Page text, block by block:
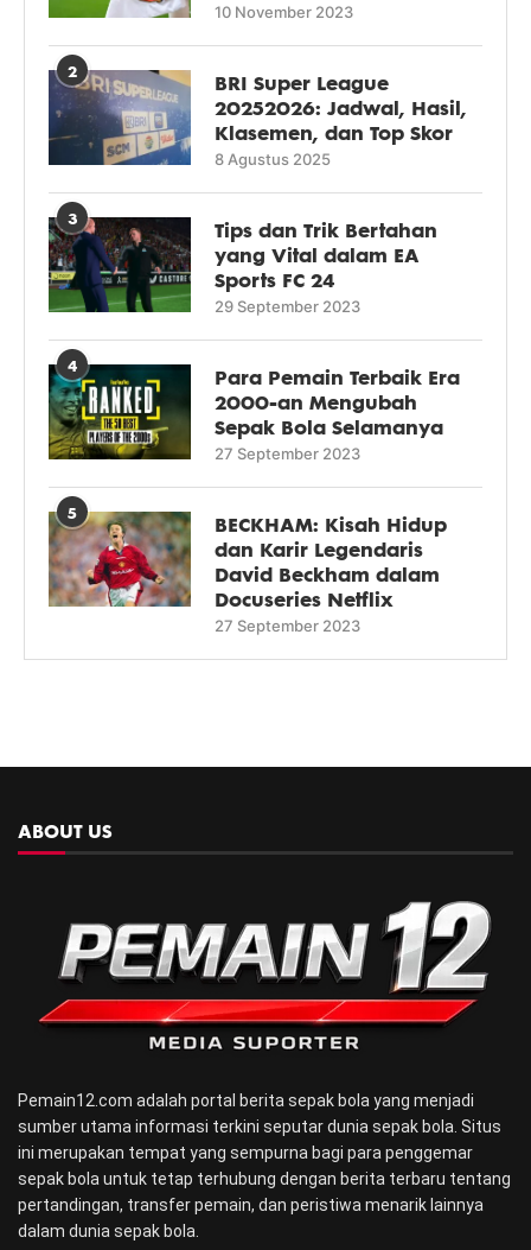
10 November 2023
2
BRI Super League
20252026: Jadwal, Hasil,
Klasemen, dan Top Skor
8 Agustus 2025
3
Tips dan Trik Bertahan
yang Vital dalam EA
Sports FC 24
29 September 2023
4
Para Pemain Terbaik Era
2000-an Mengubah
Sepak Bola Selamanya
27 September 2023
5
BECKHAM: Kisah Hidup
dan Karir Legendaris
David Beckham dalam
Docuseries Netflix
27 September 2023
ABOUT US
Pemain12.com adalah portal berita sepak bola yang menjadi
sumber utama informasi terkini seputar dunia sepak bola. Situs
ini merupakan tempat yang sempurna bagi para penggemar
sepak bola untuk tetap terhubung dengan berita terbaru tentang
pertandingan, transfer pemain, dan peristiwa menarik lainnya
dalam dunia sepak bola.